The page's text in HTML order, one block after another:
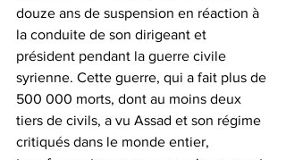
douze ans de suspension en réaction à
la conduite de son dirigeant et
président pendant la guerre civile
syrienne. Cette guerre, qui a fait plus de
500 000 morts, dont au moins deux
tiers de civils, a vu Assad et son régime
critiqués dans le monde entier,